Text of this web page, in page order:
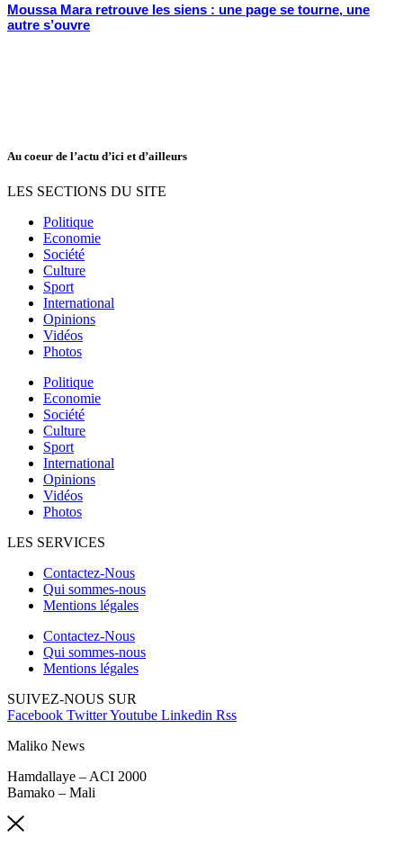
Moussa Mara retrouve les siens : une page se tourne, une
autre s’ouvre
Au coeur de l’actu d’ici et d’ailleurs
LES SECTIONS DU SITE
Politique
Economie
Société
Culture
Sport
International
Opinions
Vidéos
Photos
Politique
Economie
Société
Culture
Sport
International
Opinions
Vidéos
Photos
LES SERVICES
Contactez-Nous
Qui sommes-nous
Mentions légales
Contactez-Nous
Qui sommes-nous
Mentions légales
SUIVEZ-NOUS SUR
Facebook TwitterYoutube Linkedin Rss
Maliko News
Hamdallaye – ACI 2000
Bamako – Mali